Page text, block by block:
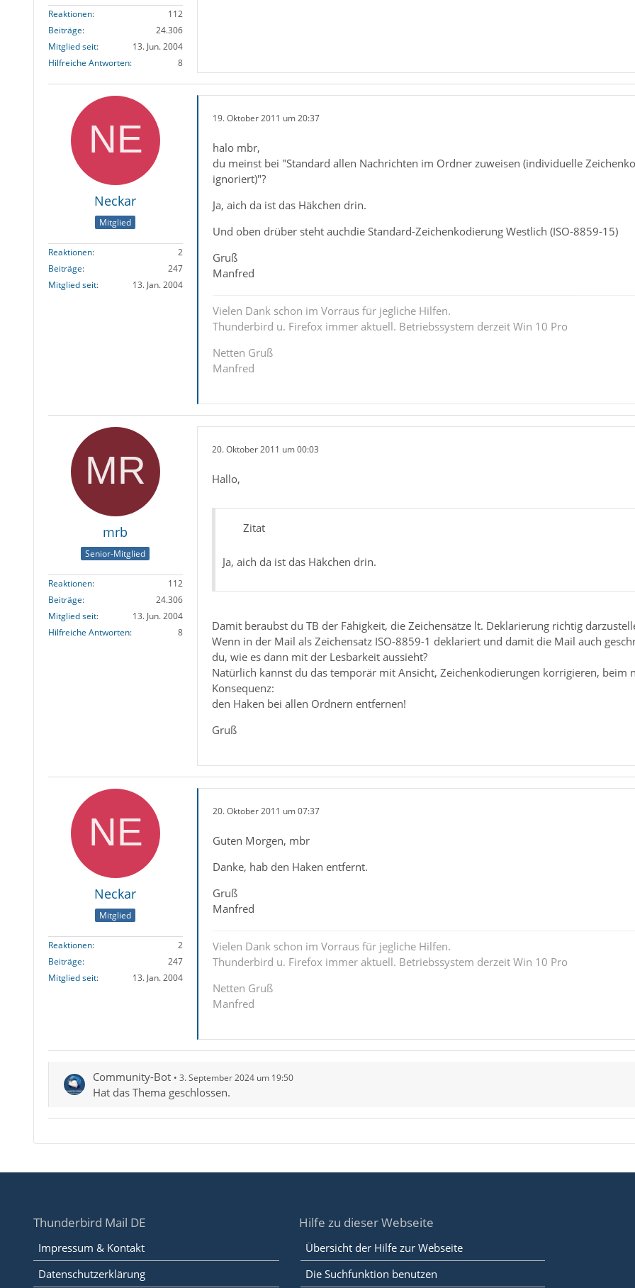
Reaktionen
112
Beiträge
24.306
Mitglied seit
13. Jun. 2004
Hilfreiche Antworten
8
Neckar
Mitglied
Reaktionen
2
Beiträge
247
Mitglied seit
13. Jan. 2004
19. Oktober 2011 um 20:37
halo mbr,
du meinst bei "Standard allen Nachrichten im Ordner zuweisen (individuelle
ignoriert)"?
Ja, aich da ist das Häkchen drin.
Und oben drüber steht auchdie Standard-Zeichenkodierung Westlich (ISO-8859-15)
Gruß
Manfred
Vielen Dank schon im Vorraus für jegliche Hilfen.
Thunderbird u. Firefox immer aktuell. Betriebssystem derzeit Win 10 Pro
Netten Gruß
Manfred
mrb
Senior-Mitglied
Reaktionen
112
Beiträge
24.306
Mitglied seit
13. Jun. 2004
Hilfreiche Antworten
8
20. Oktober 2011 um 00:03
Hallo,
Zitat
Ja, aich da ist das Häkchen drin.
Damit beraubst du TB der Fähigkeit, die Zeichensätze lt. Deklarierung richtig
Wenn in der Mail als Zeichensatz ISO-8859-1 deklariert und damit die Mail auch
du, wie es dann mit der Lesbarkeit aussieht?
Natürlich kannst du das temporär mit Ansicht, Zeichenkodierungen korrigieren, beim
Konsequenz:
den Haken bei allen Ordnern entfernen!
Gruß
Neckar
Mitglied
Reaktionen
2
Beiträge
247
Mitglied seit
13. Jan. 2004
20. Oktober 2011 um 07:37
Guten Morgen, mbr
Danke, hab den Haken entfernt.
Gruß
Manfred
Vielen Dank schon im Vorraus für jegliche Hilfen.
Thunderbird u. Firefox immer aktuell. Betriebssystem derzeit Win 10 Pro
Netten Gruß
Manfred
Community-Bot 3. September 2024 um 19:50
Hat das Thema geschlossen.
Thunderbird Mail DE
Impressum & Kontakt
Datenschutzerklärung
Hilfe zu dieser Webseite
Übersicht der Hilfe zur Webseite
Die Suchfunktion benutzen